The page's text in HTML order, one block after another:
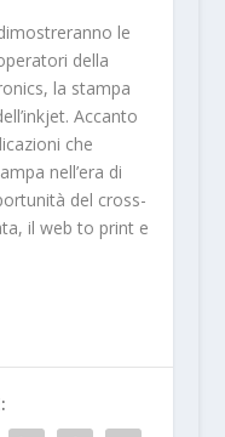
le
della
la stampa
Accanto
che
nell’era di
del cross-
il web to print e